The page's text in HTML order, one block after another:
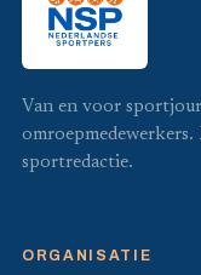
Van en voor
sportredactie.
ORGANISATIE